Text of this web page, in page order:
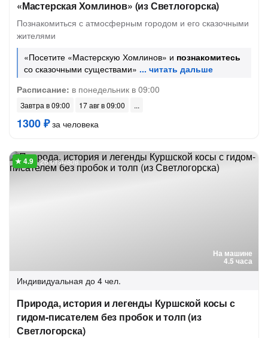
«Мастерская Хомлинов» (из Светлогорска)
Познакомиться с атмосферным городом и его сказочными
жителями
«Посетите «Мастерскую Хомлинов» и познакомитесь
со сказочными существами»
Расписание: в понедельник в 09:00
Завтра в 09:00 17 авг в 09:00
1300 ₽за человека
На машине
4.5 часа
26 отзывов
Индивидуальная до 4 чел.
Природа, история и легенды Куршской косы с
гидом-писателем без пробок и толп (из
Светлогорска)